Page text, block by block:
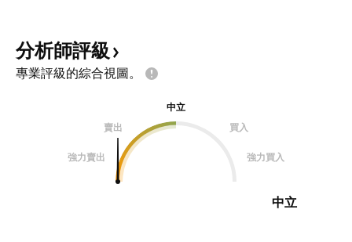
分析師評級
專業評級的綜合視圖。
中立
賣出
買入
強力賣出 強力買入
中立